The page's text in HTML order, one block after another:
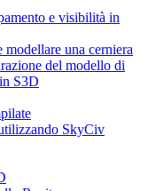
e visibilità in
una cerniera
del modello di
S3D
SkyCiv